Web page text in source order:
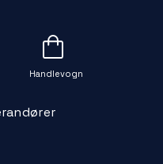
Handlevogn